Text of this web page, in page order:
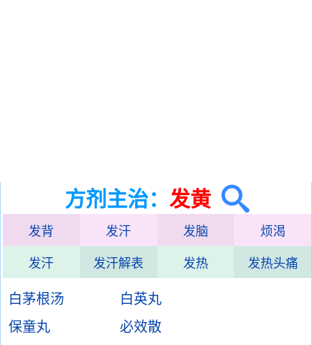
方剂主治： 发黄
发背 发汗 发脑 烦渴
发汗 发汗解表 发热 发热头痛
白茅根汤
白英丸
保童丸
必效散